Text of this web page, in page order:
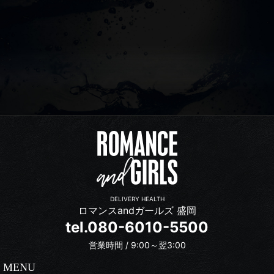
DELIVERY HEALTH
ロマンスandガールズ 盛岡
tel.080-6010-5500
営業時間 / 9:00～翌3:00
MENU